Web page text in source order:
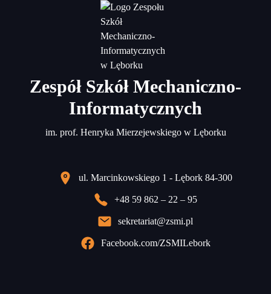
Zespół Szkół Mechaniczno-
Informatycznych
im. prof. Henryka Mierzejewskiego w Lęborku
ul. Marcinkowskiego 1 - Lębork 84-300
+48 59 862 – 22 – 95
sekretariat@zsmi.pl
Facebook.com/ZSMILebork